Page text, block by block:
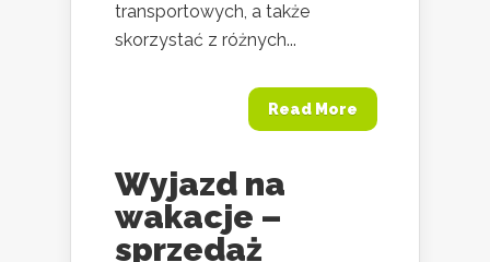
transportowych, a także
skorzystać z różnych...
Read More
Wyjazd na
wakacje –
sprzedaż